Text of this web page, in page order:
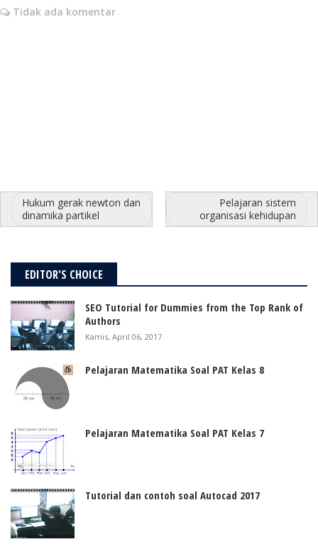
Tidak ada komentar
Hukum gerak newton dan
dinamika partikel
Pelajaran sistem
organisasi kehidupan
EDITOR'S CHOICE
SEO Tutorial for Dummies from the Top Rank of
Authors
Kamis, April 06, 2017
Pelajaran Matematika Soal PAT Kelas 8
Pelajaran Matematika Soal PAT Kelas 7
Tutorial dan contoh soal Autocad 2017